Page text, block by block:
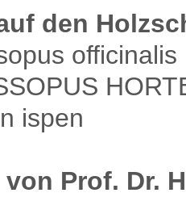
den
officinalis
ispen
Prof. Dr.